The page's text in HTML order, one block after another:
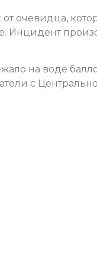
от очевидца,
Инцидент
на воде
с